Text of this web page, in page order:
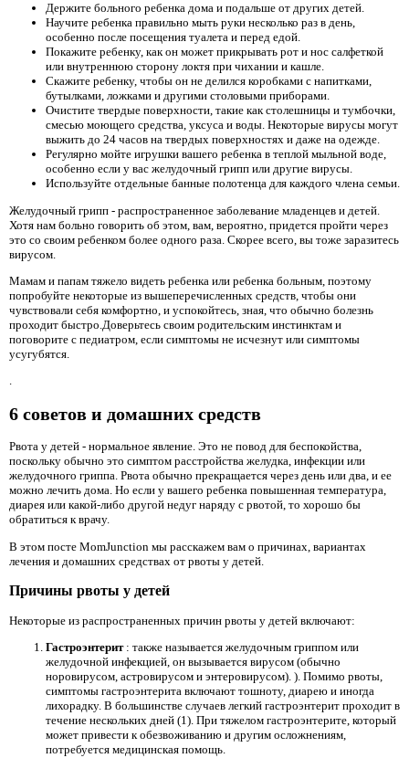
Держите больного ребенка дома и подальше от других детей.
Научите ребенка правильно мыть руки несколько раз в день,
особенно после посещения туалета и перед едой.
Покажите ребенку, как он может прикрывать рот и нос салфеткой
или внутреннюю сторону локтя при чихании и кашле.
Скажите ребенку, чтобы он не делился коробками с напитками,
бутылками, ложками и другими столовыми приборами.
Очистите твердые поверхности, такие как столешницы и тумбочки,
смесью моющего средства, уксуса и воды. Некоторые вирусы могут
выжить до 24 часов на твердых поверхностях и даже на одежде.
Регулярно мойте игрушки вашего ребенка в теплой мыльной воде,
особенно если у вас желудочный грипп или другие вирусы.
Используйте отдельные банные полотенца для каждого члена семьи.
Желудочный грипп - распространенное заболевание младенцев и детей.
Хотя нам больно говорить об этом, вам, вероятно, придется пройти через
это со своим ребенком более одного раза. Скорее всего, вы тоже заразитесь
вирусом.
Мамам и папам тяжело видеть ребенка или ребенка больным, поэтому
попробуйте некоторые из вышеперечисленных средств, чтобы они
чувствовали себя комфортно, и успокойтесь, зная, что обычно болезнь
проходит быстро.Доверьтесь своим родительским инстинктам и
поговорите с педиатром, если симптомы не исчезнут или симптомы
усугубятся.
.
6 советов и домашних средств
Рвота у детей - нормальное явление. Это не повод для беспокойства,
поскольку обычно это симптом расстройства желудка, инфекции или
желудочного гриппа. Рвота обычно прекращается через день или два, и ее
можно лечить дома. Но если у вашего ребенка повышенная температура,
диарея или какой-либо другой недуг наряду с рвотой, то хорошо бы
обратиться к врачу.
В этом посте MomJunction мы расскажем вам о причинах, вариантах
лечения и домашних средствах от рвоты у детей.
Причины рвоты у детей
Некоторые из распространенных причин рвоты у детей включают:
Гастроэнтерит : также называется желудочным гриппом или
желудочной инфекцией, он вызывается вирусом (обычно
норовирусом, астровирусом и энтеровирусом). ). Помимо рвоты,
симптомы гастроэнтерита включают тошноту, диарею и иногда
лихорадку. В большинстве случаев легкий гастроэнтерит проходит в
течение нескольких дней (1). При тяжелом гастроэнтерите, который
может привести к обезвоживанию и другим осложнениям,
потребуется медицинская помощь.